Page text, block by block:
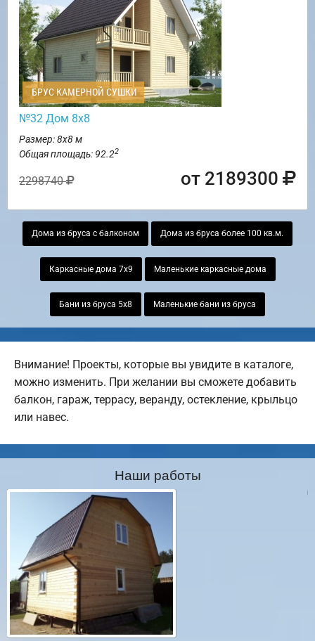
БРУС КАМЕРНОЙ СУШКИ
№32 Дом 8х8
Размер: 8х8 м
Общая площадь: 92.22
2298740 от 2189300
Дома из бруса с балконом Дома из бруса более 100 кв.м.
Каркасные дома 7х9 Маленькие каркасные дома
Бани из бруса 5х8 Маленькие бани из бруса
Внимание! Проекты, которые вы увидите в каталоге,
можно изменить. При желании вы сможете добавить
балкон, гараж, террасу, веранду, остекление, крыльцо
или навес.
Наши работы